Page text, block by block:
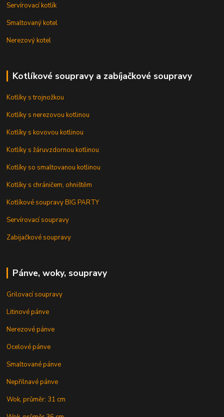
Servírovací kotlík
Smaltovaný kotel
Nerezový kotel
Kotlíkové soupravy a zabíjačkové soupravy
Kotlíky s trojnožkou
Kotlíky s nerezovou kotlinou
Kotlíky s kovovou kotlinou
Kotlíky s žáruvzdornou kotlinou
Kotlíky so smaltovanou kotlinou
Kotlíky s chráničem, ohništěm
Kotlíkové soupravy BIG PARTY
Servírovací soupravy
Zabijačkové soupravy
Pánve, woky, soupravy
Grilovací soupravy
Litinové pánve
Nerezové pánve
Ocelové pánve
Smaltované pánve
Nepřilnavé pánve
Wok, průměr: 31 cm